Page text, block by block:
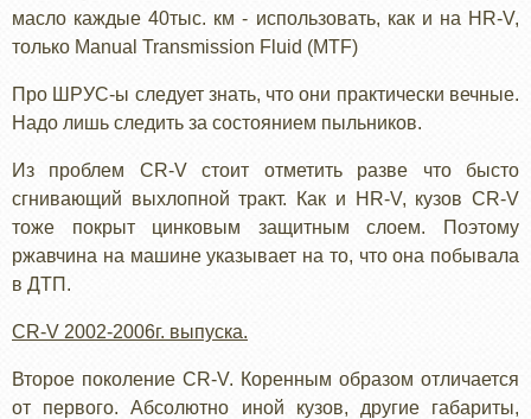
масло каждые 40тыс. км - использовать, как и на HR-V,
только Manual Transmission Fluid (MTF)
Про ШРУС-ы следует знать, что они практически вечные.
Надо лишь следить за состоянием пыльников.
Из проблем CR-V стоит отметить разве что бысто
сгнивающий выхлопной тракт. Как и HR-V, кузов CR-V
тоже покрыт цинковым защитным слоем. Поэтому
ржавчина на машине указывает на то, что она побывала
в ДТП.
CR-V 2002-2006г. выпуска.
Второе поколение CR-V. Коренным образом отличается
от первого. Абсолютно иной кузов, другие габариты,